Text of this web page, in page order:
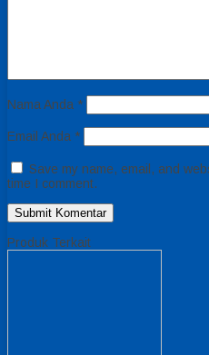
Nama Anda *
Email Anda *
Save my name, email, and
time I comment.
Produk Terkait